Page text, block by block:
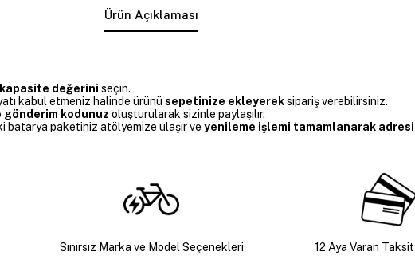
Ürün Açıklaması
değerini seçin.
kabul etmeniz halinde ürünü sepetinize ekleyereksipariş verebilirsiniz.
kodunuz oluşturularak sizinle paylaşılır.
batarya paketiniz atölyemize ulaşır ve yenileme işlemi tamamlanarak
Sınırsız Marka ve Model Seçenekleri 12 Aya Varan